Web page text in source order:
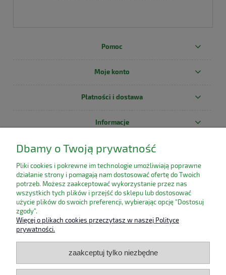
Pomoc
Moje konto
Płatności i dostawa
Informacje
O nas
Dbamy o Twoją prywatność
Pliki cookies i pokrewne im technologie umożliwiają poprawne
działanie strony i pomagają nam dostosować ofertę do Twoich
potrzeb. Możesz zaakceptować wykorzystanie przez nas
wszystkich tych plików i przejść do sklepu lub dostosować
użycie plików do swoich preferencji, wybierając opcję "Dostosuj
zgody".
Więcej o plikach cookies przeczytasz w naszej Polityce
prywatności.
zaakceptuj tylko niezbędne